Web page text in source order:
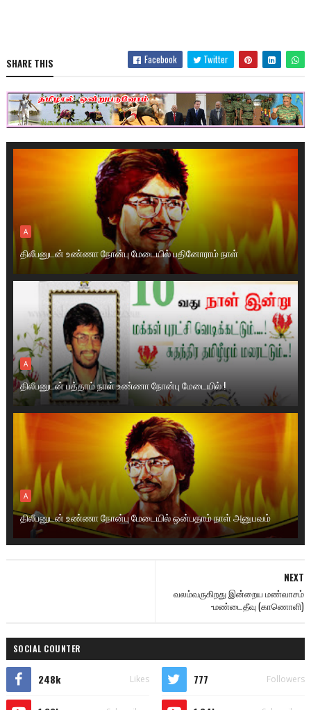
SHARE THIS Facebook Twitter
A
திலீபனுடன் உண்ணா நோன்பு மேடையில் பதினோராம் நாள்
A
திலீபனுடன் பத்தாம் நாள் உண்ணா நோன்பு மேடையில் !
A
திலீபனுடன் உண்ணா நோன்பு மேடையில் ஒன்பதாம் நாள் அனுபவம்
NEXT
வலம்வருகிறது இன்றைய மண்வாசம்
-மண்டைதீவு (காணொளி)
SOCIAL COUNTER
248k Likes 777 Followers